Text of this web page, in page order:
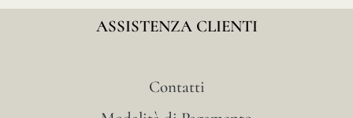
ASSISTENZA CLIENTI
Contatti